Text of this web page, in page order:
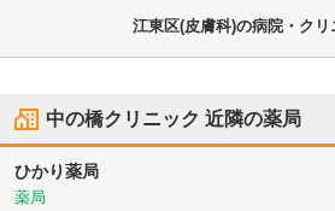
江東区(皮膚科)の病院・クリ
中の橋クリニック 近隣の薬局
ひかり薬局
薬局